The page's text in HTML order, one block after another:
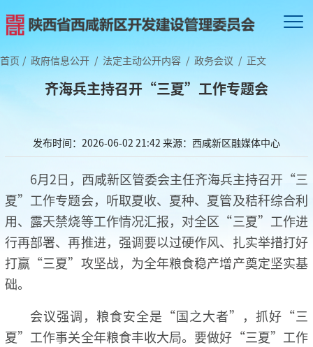
首页 / 政府信息公开 / 法定主动公开内容 / 政务会议 / 正文
齐海兵主持召开“三夏”工作专题会
发布时间：2026-06-02 21:42 来源：西咸新区融媒体中心
6月2日，西咸新区管委会主任齐海兵主持召开“三
夏”工作专题会，听取夏收、夏种、夏管及秸秆综合利
用、露天禁烧等工作情况汇报，对全区“三夏”工作进
行再部署、再推进，强调要以过硬作风、扎实举措打好
打赢“三夏”攻坚战，为全年粮食稳产增产奠定坚实基
础。
会议强调，粮食安全是“国之大者”，抓好“三
夏”工作事关全年粮食丰收大局。要做好“三夏”工作